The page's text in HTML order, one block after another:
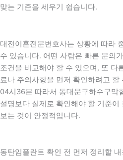
맞는 기준을 세우기 쉽습니다.
대전이혼전문변호사는 상황에 따라
수 있습니다. 어떤 사람은 빠른 문의
조건을 비교해야 할 수 있으며, 또 다
료나 주의사항을 먼저 확인하려고
04시36분 따라서 동대문구하수구막
설명보다 실제로 확인해야 할 기준이
보는 것이 안정적입니다.
동탄임플란트 확인 전 먼저 정리할